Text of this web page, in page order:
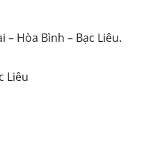
– Hòa Bình – Bạc Liêu.
Liêu